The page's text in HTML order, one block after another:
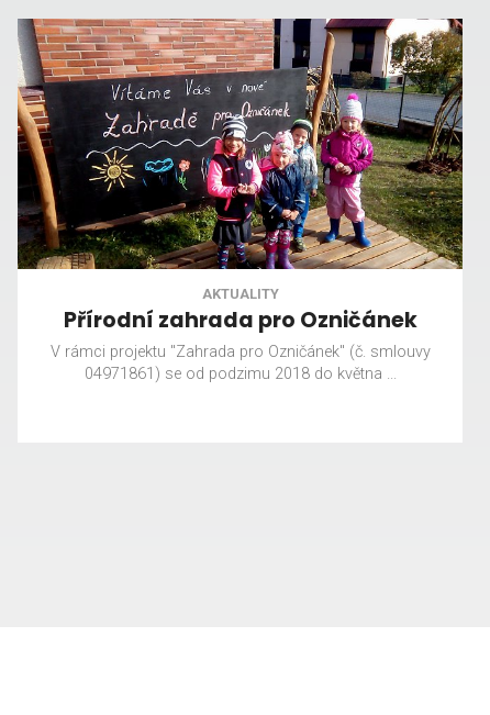
AKTUALITY
Přírodní zahrada pro Ozničánek
V rámci projektu "Zahrada pro Ozničánek" (č. smlouvy
04971861) se od podzimu 2018 do května ...